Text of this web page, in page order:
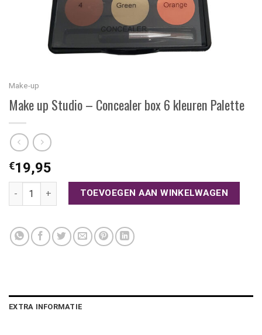
Make-up
Make up Studio – Concealer box 6 kleuren Palette
€19,95
Make up Studio - Concealer box 6 kleuren Palette aantal
TOEVOEGEN AAN WINKELWAGEN
EXTRA INFORMATIE